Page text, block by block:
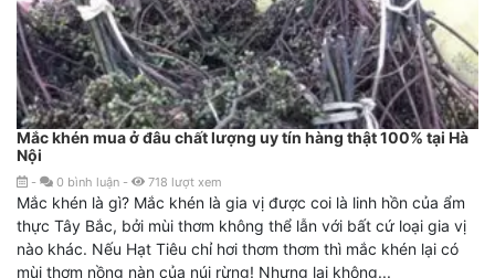
Mắc khén mua ở đâu chất lượng uy tín hàng thật 100% tại Hà
Nội
- 0 bình luận - 718 lượt xem
Mắc khén là gì? Mắc khén là gia vị được coi là linh hồn của ẩm
thực Tây Bắc, bởi mùi thơm không thể lẫn với bất cứ loại gia vị
nào khác. Nếu Hạt Tiêu chỉ hơi thơm thơm thì mắc khén lại có
mùi thơm nồng nàn của núi rừng! Nhưng lại không...